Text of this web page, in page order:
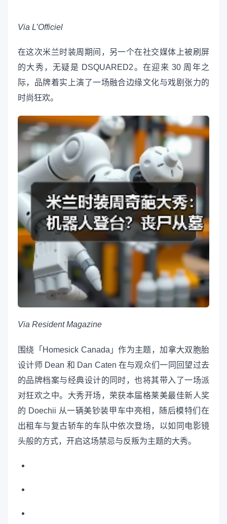
Via L’Officiel
在这次米兰时装周期间，另一个在社交媒体上被刷屏
的大秀，无疑是 DSQUARED2。在迎来 30 周年之
际，品牌着实上演了一场融合边缘文化与戏剧张力的
时尚狂欢。
Via Resident Magazine
围绕「Homesick Canada」作为主题，加拿大双胞胎
设计师 Dean 和 Dan Caten 在与观众们一同回望过去
的品牌档案与经典设计的同时，也将其带入了一场派
对狂欢之中。大秀开场，荣获本届格莱美最佳新人奖
的 Doechii 从一辆美钞装甲车中亮相，随后模特们在
出租车与复古轿车的车队中依次登场，以如同电影镜
头般的方式，开启这场禁忌与反叛为主题的大秀。